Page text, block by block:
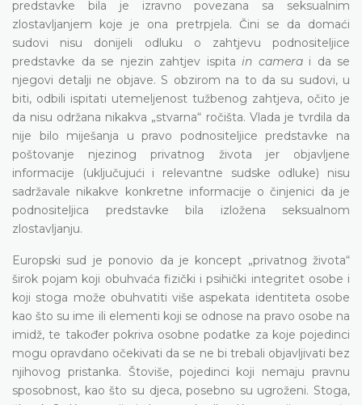
predstavke bila je izravno povezana sa seksualnim
zlostavljanjem koje je ona pretrpjela. Čini se da domaći
sudovi nisu donijeli odluku o zahtjevu podnositeljice
predstavke da se njezin zahtjev ispita in camera i da se
njegovi detalji ne objave. S obzirom na to da su sudovi, u
biti, odbili ispitati utemeljenost tužbenog zahtjeva, očito je
da nisu održana nikakva „stvarna“ ročišta. Vlada je tvrdila da
nije bilo miješanja u pravo podnositeljice predstavke na
poštovanje njezinog privatnog života jer objavljene
informacije (uključujući i relevantne sudske odluke) nisu
sadržavale nikakve konkretne informacije o činjenici da je
podnositeljica predstavke bila izložena seksualnom
zlostavljanju.
Europski sud je ponovio da je koncept „privatnog života“
širok pojam koji obuhvaća fizički i psihički integritet osobe i
koji stoga može obuhvatiti više aspekata identiteta osobe
kao što su ime ili elementi koji se odnose na pravo osobe na
imidž, te također pokriva osobne podatke za koje pojedinci
mogu opravdano očekivati da se ne bi trebali objavljivati bez
njihovog pristanka. Štoviše, pojedinci koji nemaju pravnu
sposobnost, kao što su djeca, posebno su ugroženi. Stoga,